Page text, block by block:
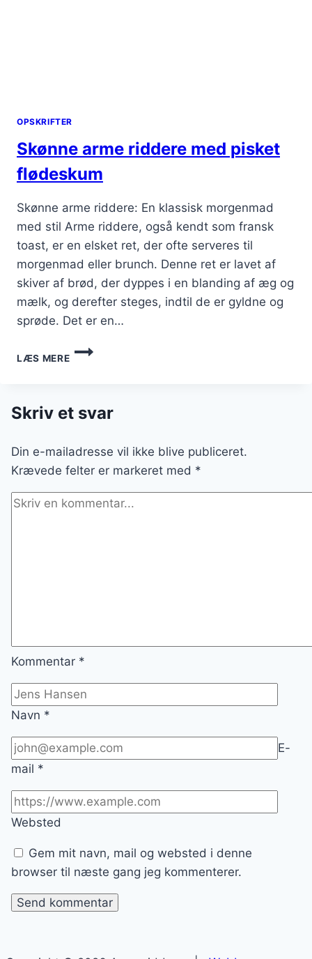
OPSKRIFTER
Skønne arme riddere med pisket
flødeskum
Skønne arme riddere: En klassisk morgenmad
med stil Arme riddere, også kendt som fransk
toast, er en elsket ret, der ofte serveres til
morgenmad eller brunch. Denne ret er lavet af
skiver af brød, der dyppes i en blanding af æg og
mælk, og derefter steges, indtil de er gyldne og
sprøde. Det er en…
LÆS MERE
SKØNNE
ARME
PISKET
FLØDESKUM
Skriv et svar
Din e-mailadresse vil ikke blive publiceret.
Krævede felter er markeret med *
Kommentar *
Navn *
E-
mail *
Websted
Gem mit navn, mail og websted i denne
browser til næste gang jeg kommenterer.